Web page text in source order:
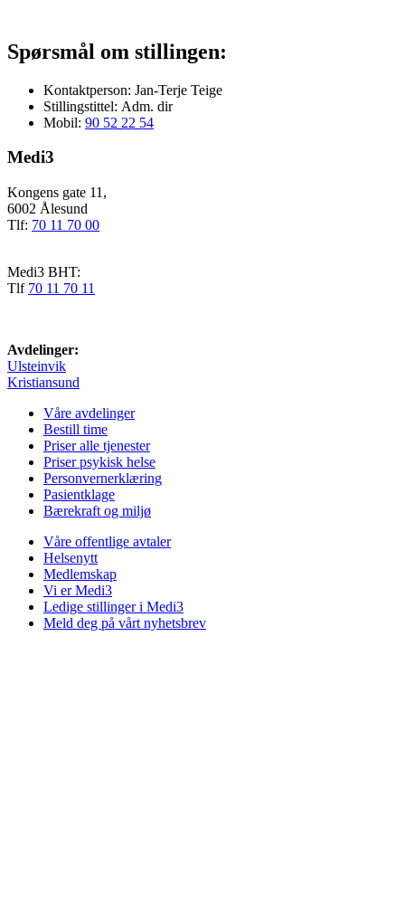
Spørsmål om stillingen:
Kontaktperson: Jan-Terje Teige
Stillingstittel: Adm. dir
Mobil: 90 52 22 54
Medi3
Kongens gate 11,
6002 Ålesund
Tlf: 70 11 70 00
Medi3 BHT:
Tlf 70 11 70 11
Avdelinger:
Ulsteinvik
Kristiansund
Våre avdelinger
Bestill time
Priser alle tjenester
Priser psykisk helse
Personvernerklæring
Pasientklage
Bærekraft og miljø
Våre offentlige avtaler
Helsenytt
Medlemskap
Vi er Medi3
Ledige stillinger i Medi3
Meld deg på vårt nyhetsbrev